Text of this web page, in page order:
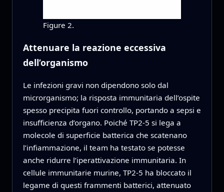
Figure 2.
Attenuare la reazione eccessiva
dell’organismo
Le infezioni gravi non dipendono solo dal
microrganismo; la risposta immunitaria dell’ospite
spesso precipita fuori controllo, portando a sepsi e
insufficienza d’organo. Poiché TP2‑5 si lega a
molecole di superficie batterica che scatenano
l’infiammazione, il team ha testato se potesse
anche ridurre l’iperattivazione immunitaria. In
cellule immunitarie murine, TP2‑5 ha bloccato il
legame di questi frammenti batterici, attenuato